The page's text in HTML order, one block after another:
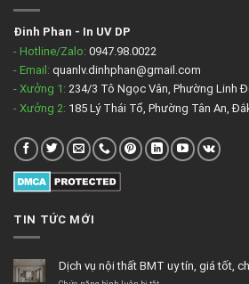
Đinh Phan - In UV DP
- Hotline/Zalo: 0947.98.0022
- Email: quanlv.dinhphan@gmail.com
- Xưởng 1: 234/3 Tô Ngọc Vân, Phường Linh
- Xưởng 2: 185 Lý Thái Tổ, Phường Tân An,
TIN TỨC MỚI
Dịch vụ nội thất BMT uy tín, giá tốt,